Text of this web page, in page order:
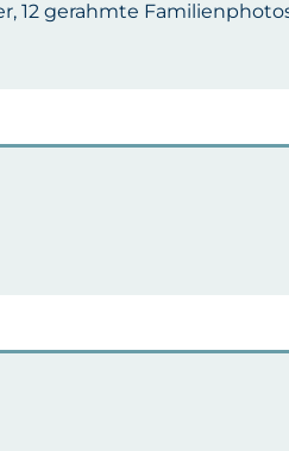
12 gerahmte